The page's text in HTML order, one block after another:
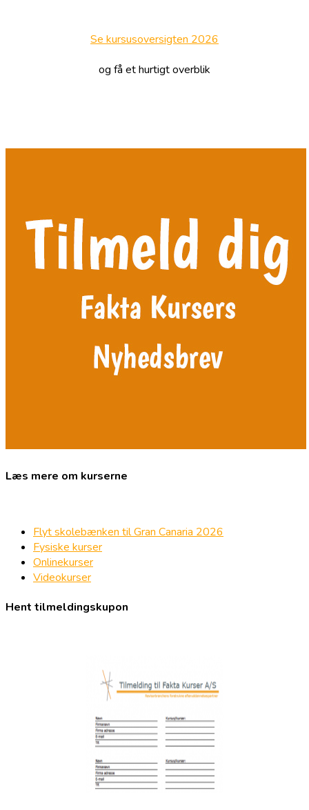
Se kursusoversigten 2026
og få et hurtigt overblik
Læs mere om kurserne
Flyt skolebænken til Gran Canaria 2026
Fysiske kurser
Onlinekurser
Videokurser
Hent tilmeldingskupon